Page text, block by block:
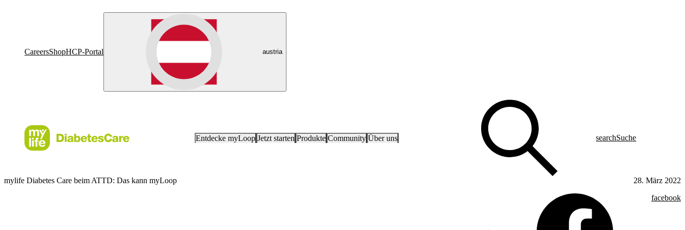
CareersShopHCP-Portal austria
Entdecke myLoop Jetzt starten Produkte Community Über uns searchSuche
mylife Diabetes Care beim ATTD: Das kann myLoop
28. März 2022
facebook